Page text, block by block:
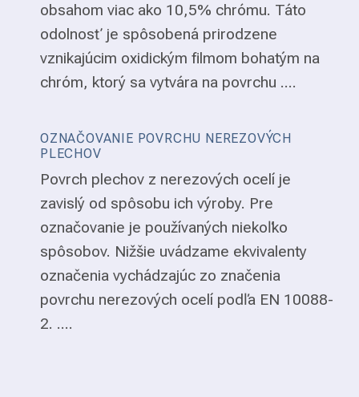
obsahom viac ako 10,5% chrómu. Táto
odolnosť je spôsobená prirodzene
vznikajúcim oxidickým filmom bohatým na
chróm, ktorý sa vytvára na povrchu ....
OZNAČOVANIE POVRCHU NEREZOVÝCH
PLECHOV
Povrch plechov z nerezových ocelí je
zavislý od spôsobu ich výroby. Pre
označovanie je používaných niekoľko
spôsobov. Nižšie uvádzame ekvivalenty
označenia vychádzajúc zo značenia
povrchu nerezových ocelí podľa EN 10088-
2. ....